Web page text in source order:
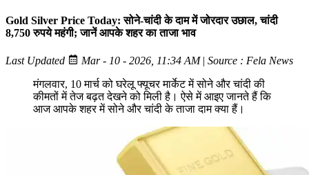
Gold Silver Price Today: सोने-चांदी के दाम में जोरदार उछाल, चांदी
8,750 रुपये महंगी; जानें आपके शहर का ताजा भाव
Last Updated Mar - 10 - 2026, 11:34 AM| Source : Fela News
मंगलवार, 10 मार्च को घरेलू फ्यूचर मार्केट में सोने और चांदी की
कीमतों में तेज बढ़त देखने को मिली है। ऐसे में आइए जानते हैं कि
आज आपके शहर में सोने और चांदी के ताजा दाम क्या हैं।